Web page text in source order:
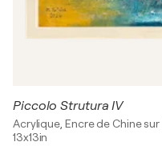
Piccolo Strutura IV
Acrylique, Encre de Chine sur
13x13in